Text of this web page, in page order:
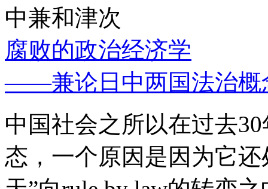
中兼和津次
腐败的政治经济学
——兼论日中两国法治概
中国社会之所以在过去
态，一个原因是因为它